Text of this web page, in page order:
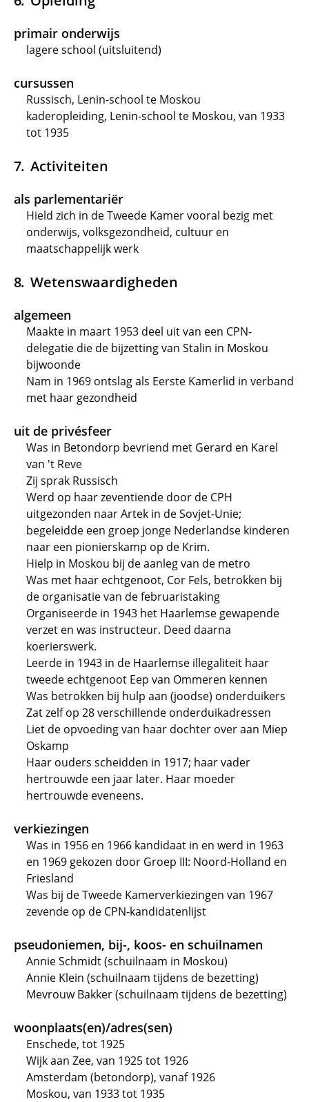
primair onderwijs
lagere school (uitsluitend)
cursussen
Russisch, Lenin-school te Moskou
kaderopleiding, Lenin-school te Moskou, van 1933
tot 1935
Activiteiten
als parlementariër
Hield zich in de Tweede Kamer vooral bezig met
onderwijs, volksgezondheid, cultuur en
maatschappelijk werk
Wetenswaardigheden
algemeen
Maakte in maart 1953 deel uit van een CPN-
delegatie die de bijzetting van Stalin in Moskou
bijwoonde
Nam in 1969 ontslag als Eerste Kamerlid in verband
met haar gezondheid
uit de privésfeer
Was in Betondorp bevriend met Gerard en Karel
van 't Reve
Zij sprak Russisch
Werd op haar zeventiende door de CPH
uitgezonden naar Artek in de Sovjet-Unie;
begeleidde een groep jonge Nederlandse kinderen
naar een pionierskamp op de Krim.
Hielp in Moskou bij de aanleg van de metro
Was met haar echtgenoot, Cor Fels, betrokken bij
de organisatie van de februaristaking
Organiseerde in 1943 het Haarlemse gewapende
verzet en was instructeur. Deed daarna
koerierswerk.
Leerde in 1943 in de Haarlemse illegaliteit haar
tweede echtgenoot Eep van Ommeren kennen
Was betrokken bij hulp aan (joodse) onderduikers
Zat zelf op 28 verschillende onderduikadressen
Liet de opvoeding van haar dochter over aan Miep
Oskamp
Haar ouders scheidden in 1917; haar vader
hertrouwde een jaar later. Haar moeder
hertrouwde eveneens.
verkiezingen
Was in 1956 en 1966 kandidaat in en werd in 1963
en 1969 gekozen door Groep III: Noord-Holland en
Friesland
Was bij de Tweede Kamerverkiezingen van 1967
zevende op de CPN-kandidatenlijst
pseudoniemen, bij-, koos- en schuilnamen
Annie Schmidt (schuilnaam in Moskou)
Annie Klein (schuilnaam tijdens de bezetting)
Mevrouw Bakker (schuilnaam tijdens de bezetting)
woonplaats(en)/adres(sen)
Enschede, tot 1925
Wijk aan Zee, van 1925 tot 1926
Amsterdam (betondorp), vanaf 1926
Moskou, van 1933 tot 1935